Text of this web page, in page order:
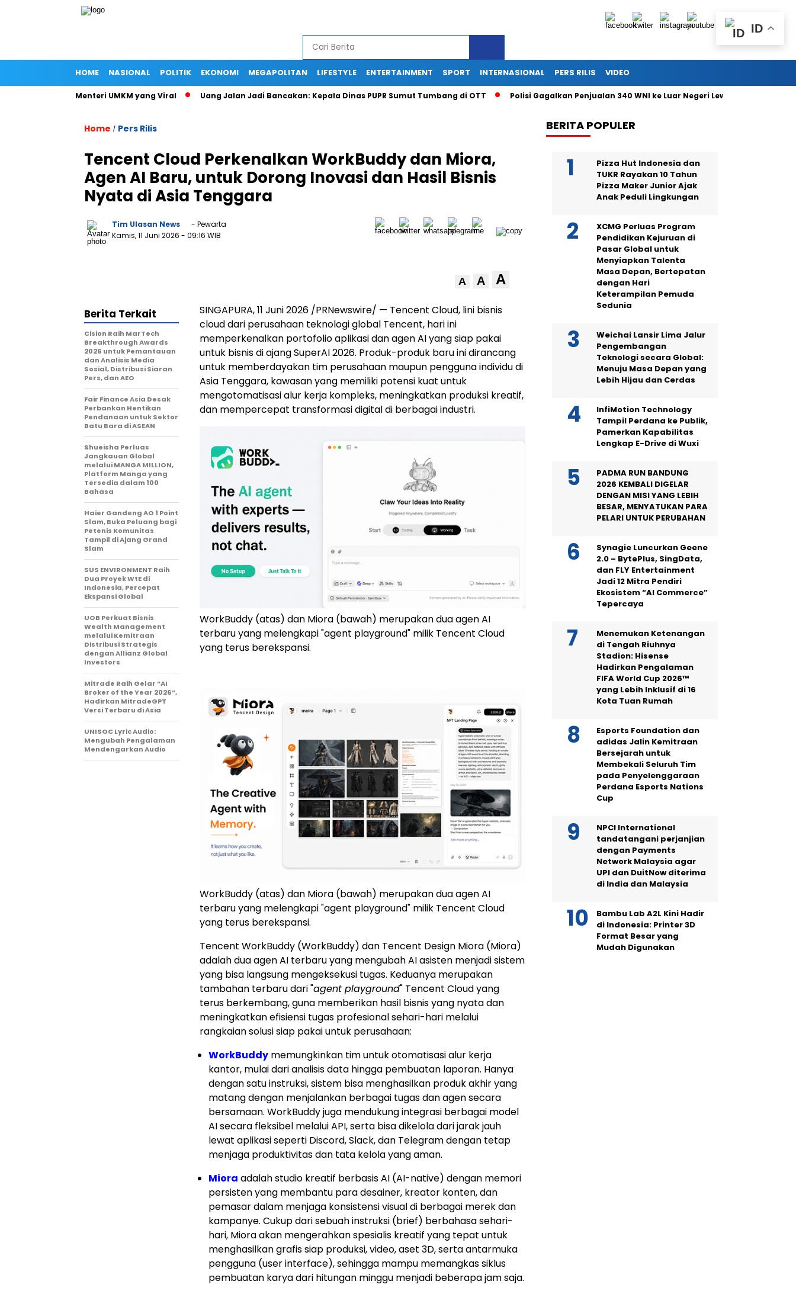
HOME NASIONAL POLITIK EKONOMI MEGAPOLITAN LIFESTYLE ENTERTAINMENT SPORT INTERNASIONAL PERS RILIS VIDEO
Istri Menteri UMKM yang Viral Uang Jalan Jadi Bancakan: Kepala Dinas PUPR Sumut Tumbang di OTT Polisi Gagalkan Penjualan 340 WNI ke Luar Negeri Lewat Bandara Soetta
Home / Pers Rilis
Tencent Cloud Perkenalkan WorkBuddy dan Miora,
Agen AI Baru, untuk Dorong Inovasi dan Hasil Bisnis
Nyata di Asia Tenggara
Tim Ulasan News
- Pewarta
Kamis, 11 Juni 2026 - 09:16 WIB
A A A
SINGAPURA, 11 Juni 2026 /PRNewswire/ — Tencent Cloud, lini bisnis
cloud dari perusahaan teknologi global Tencent, hari ini
memperkenalkan portofolio aplikasi dan agen AI yang siap pakai
untuk bisnis di ajang SuperAI 2026. Produk-produk baru ini dirancang
untuk memberdayakan tim perusahaan maupun pengguna individu di
Asia Tenggara, kawasan yang memiliki potensi kuat untuk
mengotomatisasi alur kerja kompleks, meningkatkan produksi kreatif,
dan mempercepat transformasi digital di berbagai industri.
WorkBuddy (atas) dan Miora (bawah) merupakan dua agen AI
terbaru yang melengkapi "agent playground" milik Tencent Cloud
yang terus berekspansi.
WorkBuddy (atas) dan Miora (bawah) merupakan dua agen AI
terbaru yang melengkapi "agent playground" milik Tencent Cloud
yang terus berekspansi.
Tencent WorkBuddy (WorkBuddy) dan Tencent Design Miora (Miora)
adalah dua agen AI terbaru yang mengubah AI asisten menjadi sistem
yang bisa langsung mengeksekusi tugas. Keduanya merupakan
tambahan terbaru dari "agent playground" Tencent Cloud yang
terus berkembang, guna memberikan hasil bisnis yang nyata dan
meningkatkan efisiensi tugas profesional sehari-hari melalui
rangkaian solusi siap pakai untuk perusahaan:
WorkBuddy memungkinkan tim untuk otomatisasi alur kerja
kantor, mulai dari analisis data hingga pembuatan laporan. Hanya
dengan satu instruksi, sistem bisa menghasilkan produk akhir yang
matang dengan menjalankan berbagai tugas dan agen secara
bersamaan. WorkBuddy juga mendukung integrasi berbagai model
AI secara fleksibel melalui API, serta bisa dikelola dari jarak jauh
lewat aplikasi seperti Discord, Slack, dan Telegram dengan tetap
menjaga produktivitas dan tata kelola yang aman.
Miora adalah studio kreatif berbasis AI (AI-native) dengan memori
persisten yang membantu para desainer, kreator konten, dan
pemasar dalam menjaga konsistensi visual di berbagai merek dan
kampanye. Cukup dari sebuah instruksi (brief) berbahasa sehari-
hari, Miora akan mengerahkan spesialis kreatif yang tepat untuk
menghasilkan grafis siap produksi, video, aset 3D, serta antarmuka
pengguna (user interface), sehingga mampu memangkas siklus
pembuatan karya dari hitungan minggu menjadi beberapa jam saja.
Berita Terkait
Cision Raih MarTech
Breakthrough Awards
2026 untuk Pemantauan
dan Analisis Media
Sosial, Distribusi Siaran
Pers, dan AEO
Fair Finance Asia Desak
Perbankan Hentikan
Pendanaan untuk Sektor
Batu Bara di ASEAN
Shueisha Perluas
Jangkauan Global
melalui MANGA MILLION,
Platform Manga yang
Tersedia dalam 100
Bahasa
Haier Gandeng AO 1 Point
Slam, Buka Peluang bagi
Petenis Komunitas
Tampil di Ajang Grand
Slam
SUS ENVIRONMENT Raih
Dua Proyek WtE di
Indonesia, Percepat
Ekspansi Global
UOB Perkuat Bisnis
Wealth Management
melalui Kemitraan
Distribusi Strategis
dengan Allianz Global
Investors
Mitrade Raih Gelar “AI
Broker of the Year 2026”,
Hadirkan MitradeGPT
Versi Terbaru di Asia
UNISOC Lyric Audio:
Mengubah Pengalaman
Mendengarkan Audio
BERITA POPULER
Pizza Hut Indonesia dan
TUKR Rayakan 10 Tahun
Pizza Maker Junior Ajak
Anak Peduli Lingkungan
XCMG Perluas Program
Pendidikan Kejuruan di
Pasar Global untuk
Menyiapkan Talenta
Masa Depan, Bertepatan
dengan Hari
Keterampilan Pemuda
Sedunia
Weichai Lansir Lima Jalur
Pengembangan
Teknologi secara Global:
Menuju Masa Depan yang
Lebih Hijau dan Cerdas
InfiMotion Technology
Tampil Perdana ke Publik,
Pamerkan Kapabilitas
Lengkap E-Drive di Wuxi
PADMA RUN BANDUNG
2026 KEMBALI DIGELAR
DENGAN MISI YANG LEBIH
BESAR, MENYATUKAN PARA
PELARI UNTUK PERUBAHAN
Synagie Luncurkan Geene
2.0 – BytePlus, SingData,
dan FLY Entertainment
Jadi 12 Mitra Pendiri
Ekosistem “AI Commerce”
Tepercaya
Menemukan Ketenangan
di Tengah Riuhnya
Stadion: Hisense
Hadirkan Pengalaman
FIFA World Cup 2026™
yang Lebih Inklusif di 16
Kota Tuan Rumah
Esports Foundation dan
adidas Jalin Kemitraan
Bersejarah untuk
Membekali Seluruh Tim
pada Penyelenggaraan
Perdana Esports Nations
Cup
NPCI International
tandatangani perjanjian
dengan Payments
Network Malaysia agar
UPI dan DuitNow diterima
di India dan Malaysia
Bambu Lab A2L Kini Hadir
di Indonesia: Printer 3D
Format Besar yang
Mudah Digunakan
ID